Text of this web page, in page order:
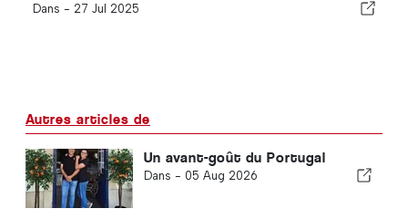
Dans - 27 Jul 2025
Autres articles de
Un avant-goût du Portugal
Dans - 05 Aug 2026